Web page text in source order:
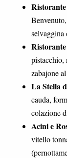
selvaggina
pistacchio,
zabajone
La Stella
cauda,
colazione
Acini e
vitello